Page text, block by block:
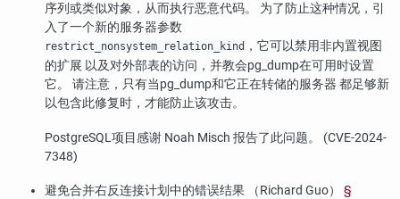
序列或类似对象，从而执行恶意代码。 为了防止这种情况，引
入了一个新的服务器参数
restrict_nonsystem_relation_kind ，它可以禁用非内置视图
的扩展 以及对外部表的访问，并教会pg_dump在可用时设置
它。 请注意，只有当pg_dump和它正在转储的服务器 都足够新
以包含此修复时，才能防止该攻击。
PostgreSQL项目感谢 Noah Misch 报告了此问题。 (CVE-2024-
7348)
避免合并右反连接计划中的错误结果 （Richard Guo） §